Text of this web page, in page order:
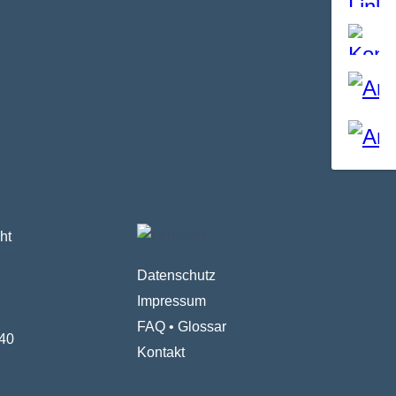
Datenschutz
Impressum
FAQ• Glossar
Kontakt